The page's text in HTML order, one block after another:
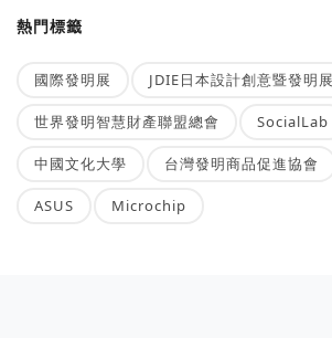
熱門標籤
國際發明展 JDIE日本設計創意暨發明展
世界發明智慧財產聯盟總會 SocialLab
中國文化大學 台灣發明商品促進協會
ASUS Microchip